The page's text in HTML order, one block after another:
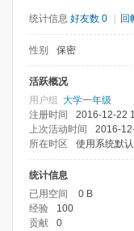
统计信息 好友数 0 回
性别 保密
活跃概况
用户组 大学一年级
注册时间
2016-12-22
上次活动时间
2016-
所在时区
使用系统默认
统计信息
已用空间
0 B
经验
100
贡献
0